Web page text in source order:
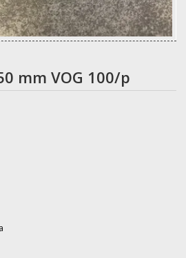
mm VOG 100/p